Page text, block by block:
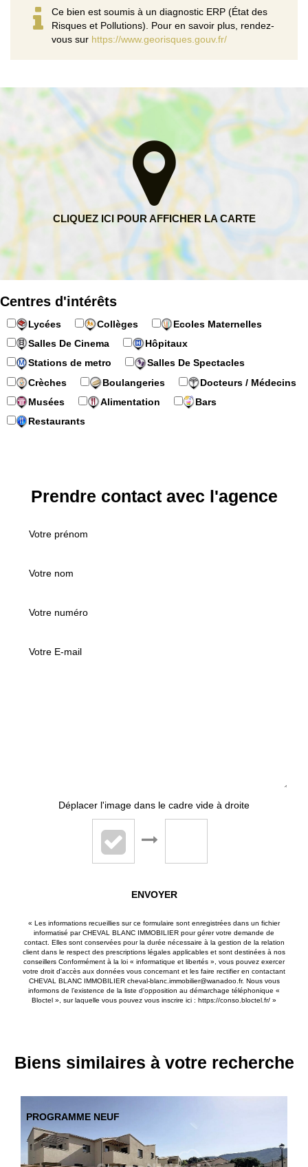
Ce bien est soumis à un diagnostic ERP (État des
Risques et Pollutions). Pour en savoir plus, rendez-
vous sur https://www.georisques.gouv.fr/
Centres d'intérêts
Lycées Collèges
Ecoles Maternelles
Salles De Cinema
Hôpitaux
Stations de metro
Salles De Spectacles
Crèches
Boulangeries
Docteurs / Médecins
Musées
Alimentation
Bars
Restaurants
Prendre contact avec l'agence
Déplacer l'image dans le cadre vide à droite
ENVOYER
« Les informations recueillies sur ce formulaire sont enregistrées dans un fichier
informatisé par CHEVAL BLANC IMMOBILIER pour gérer votre demande de
contact. Elles sont conservées pour la durée nécessaire à la gestion de la relation
client dans le respect des prescriptions légales applicables et sont destinées à nos
conseillers Conformément à la loi « informatique et libertés », vous pouvez exercer
votre droit d'accès aux données vous concernant et les faire rectifier en contactant
CHEVAL BLANC IMMOBILIER cheval-blanc.immobilier@wanadoo.fr. Nous vous
informons de l’existence de la liste d'opposition au démarchage téléphonique «
Bloctel », sur laquelle vous pouvez vous inscrire ici : https://conso.bloctel.fr/ »
Biens similaires à votre recherche
RARE